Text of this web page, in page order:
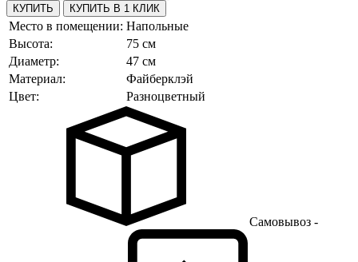
КУПИТЬ В 1 КЛИК
Место в помещении: Напольные
Высота:
75 см
Диаметр:
47 см
Материал:
Файберклэй
Цвет:
Разноцветный
Самовывоз -